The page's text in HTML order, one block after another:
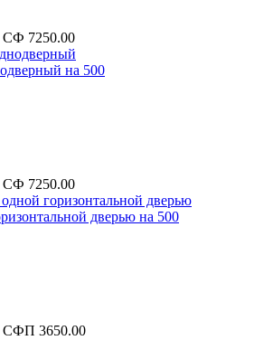
СФ 7250.00
на 500
СФ 7250.00
дверью на 500
СФП 3650.00